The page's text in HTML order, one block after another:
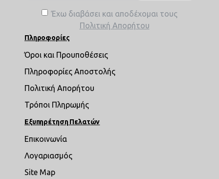
Έχω διαβάσει και αποδέχομαι τους
Πολιτική Απορήτου
Πληροφορίες
Όροι και Προυποθέσεις
Πληροφορίες Αποστολής
Πολιτική Απορήτου
Τρόποι Πληρωμής
Εξυπηρέτηση Πελατών
Επικοινωνία
Λογαριασμός
Site Map